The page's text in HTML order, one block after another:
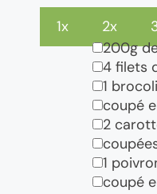
1x 2x
▢
200g
▢
4 filets
▢
1 brocoli
▢
coupé
▢
2
▢
▢
1
▢
coupé